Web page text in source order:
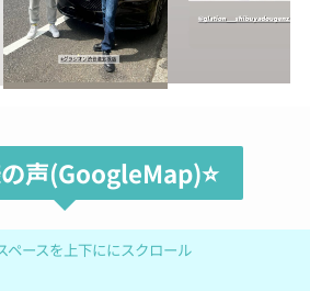
声(GoogleMap)⭐️
ペースを上下ににスクロール